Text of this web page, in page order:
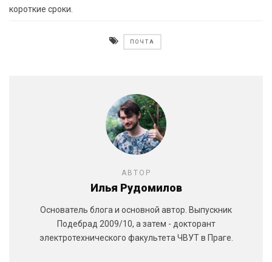
короткие сроки.
ПОЧТА
АВТОР
Илья Рудомилов
Основатель блога и основной автор. Выпускник
Подебрад 2009/10, а затем - докторант
электротехнического факультета ЧВУТ в Праге.